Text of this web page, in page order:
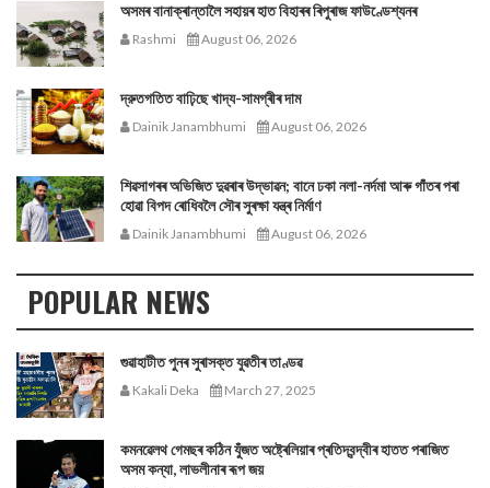
অসমৰ বানাক্ৰান্তালৈ সহায়ৰ হাত বিহাৰৰ ৰিপুৰাজ ফাউণ্ডেশ্যনৰ
Rashmi August 06, 2026
দ্রুতগতিত বাঢ়িছে খাদ্য-সামগ্ৰীৰ দাম
Dainik Janambhumi August 06, 2026
শিৱসাগৰৰ অভিজিত দুৱৰাৰ উদ্ভাৱন; বানে ঢকা নলা-নৰ্দমা আৰু গাঁতৰ পৰা
হোৱা বিপদ ৰোধিবলৈ সৌৰ সুৰক্ষা যন্ত্ৰ নিৰ্মাণ
Dainik Janambhumi August 06, 2026
POPULAR NEWS
গুৱাহাটীত পুনৰ সুৰাসক্ত যুৱতীৰ তাণ্ডৱ
Kakali Deka March 27, 2025
কমনৱেলথ গেমছৰ কঠিন যুঁজত অষ্ট্ৰেলিয়াৰ প্ৰতিদ্বন্দ্বীৰ হাতত পৰাজিত
অসম কন্যা, লাভলীনাৰ ৰূপ জয়